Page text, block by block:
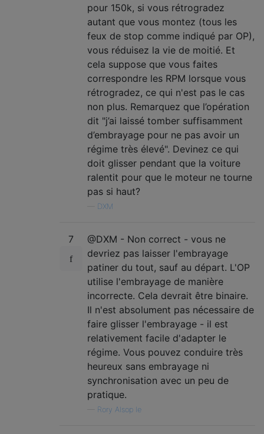
pour 150k, si vous rétrogradez
autant que vous montez (tous les
feux de stop comme indiqué par OP),
vous réduisez la vie de moitié. Et
cela suppose que vous faites
correspondre les RPM lorsque vous
rétrogradez, ce qui n'est pas le cas
non plus. Remarquez que l’opération
dit "j’ai laissé tomber suffisamment
d’embrayage pour ne pas avoir un
régime très élevé". Devinez ce qui
doit glisser pendant que la voiture
ralentit pour que le moteur ne tourne
pas si haut?
DXM
7
@DXM - Non correct - vous ne
devriez pas laisser l'embrayage
patiner du tout, sauf au départ. L'OP
utilise l'embrayage de manière
incorrecte. Cela devrait être binaire.
Il n'est absolument pas nécessaire de
faire glisser l'embrayage - il est
relativement facile d'adapter le
régime. Vous pouvez conduire très
heureux sans embrayage ni
synchronisation avec un peu de
pratique.
Rory Alsop le